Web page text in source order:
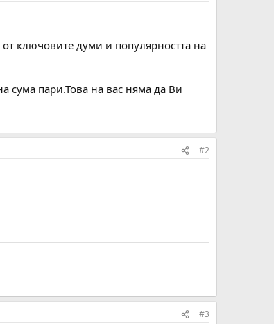
от ключовите думи и популярността на
сума пари.Това на вас няма да Ви
#2
#3